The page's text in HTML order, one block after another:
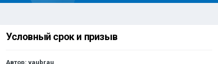
Условный срок и призыв
Автор: vaubrau